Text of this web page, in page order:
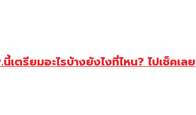
เตรียมอะไรบ้างยังไงที่ไหน? ไปเช็คเลย